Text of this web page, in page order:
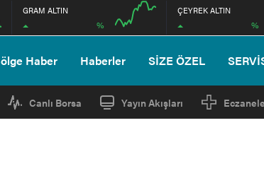
GRAM ALTIN
%
ÇEYREK ALTIN
%
Haber Haberler SİZE ÖZEL
Canlı Borsa Yayın Akışları